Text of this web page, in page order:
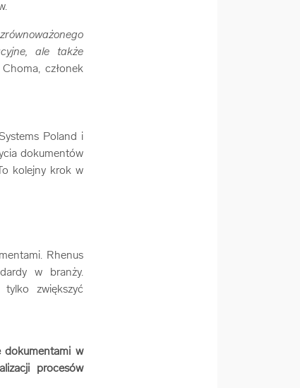
ale także
członek
Poland i
dokumentów
kolejny krok w
Rhenus
w branży.
zwiększyć
dokumentami w
procesów